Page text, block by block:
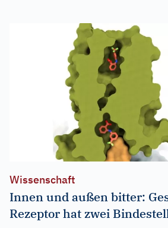
Wissenschaft
Innen und außen bitter:
Rezeptor hat zwei